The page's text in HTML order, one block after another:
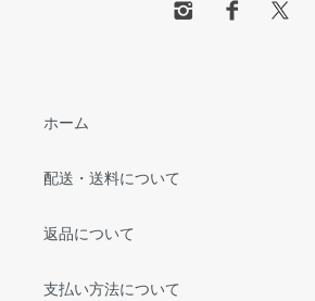
ホーム
配送・送料について
返品について
支払い方法について